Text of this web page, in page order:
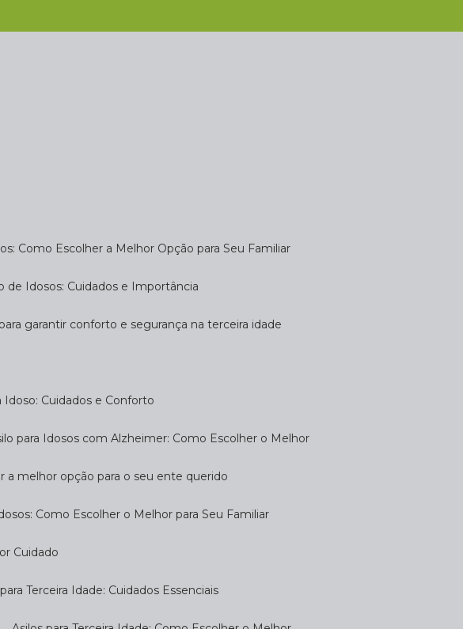
Como Escolher a Melhor Opção para Seu Familiar
de Idosos: Cuidados e Importância
garantir conforto e segurança na terceira idade
Idoso: Cuidados e Conforto
para Idosos com Alzheimer: Como Escolher o Melhor
a melhor opção para o seu ente querido
Como Escolher o Melhor para Seu Familiar
Cuidado
para Terceira Idade: Cuidados Essenciais